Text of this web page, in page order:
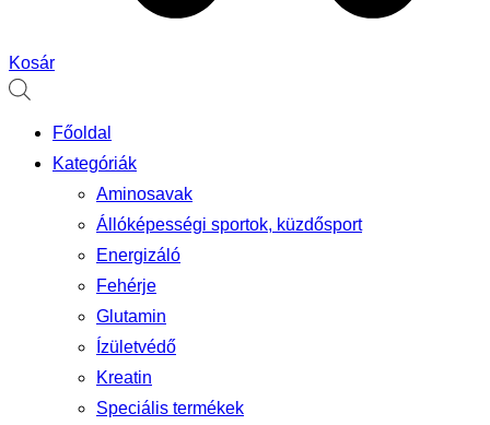
Kosár
Főoldal
Kategóriák
Aminosavak
Állóképességi sportok, küzdősport
Energizáló
Fehérje
Glutamin
Ízületvédő
Kreatin
Speciális termékek